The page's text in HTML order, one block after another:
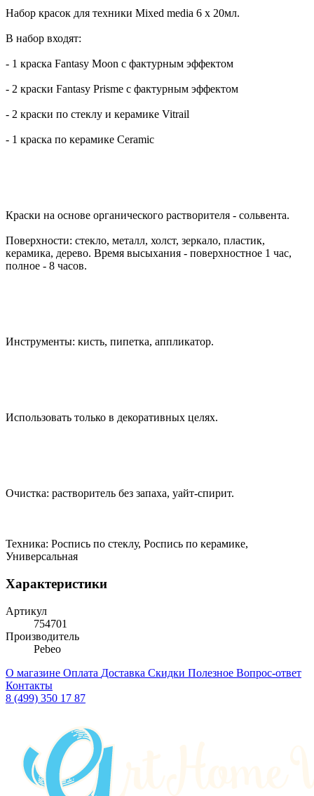
Набор красок для техники Mixed media 6 х 20мл.
В набор входят:
- 1 краска Fantasy Moon с фактурным эффектом
- 2 краски Fantasy Prisme с фактурным эффектом
- 2 краски по стеклу и керамике Vitrail
- 1 краска по керамике Ceramic
Краски на основе органического растворителя - сольвента.
Поверхности: стекло, металл, холст, зеркало, пластик,
керамика, дерево. Время высыхания - поверхностное 1 час,
полное - 8 часов.
Инструменты: кисть, пипетка, аппликатор.
Использовать только в декоративных целях.
Очистка: растворитель без запаха, уайт-спирит.
Техника: Роспись по стеклу, Роспись по керамике,
Универсальная
Характеристики
Артикул
754701
Производитель
Pebeo
О магазине Оплата Доставка Скидки Полезное Вопрос-ответ
Контакты
8 (499) 350 17 87